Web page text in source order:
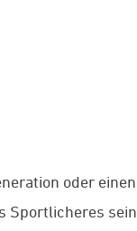
oder einen
Sportlicheres sein